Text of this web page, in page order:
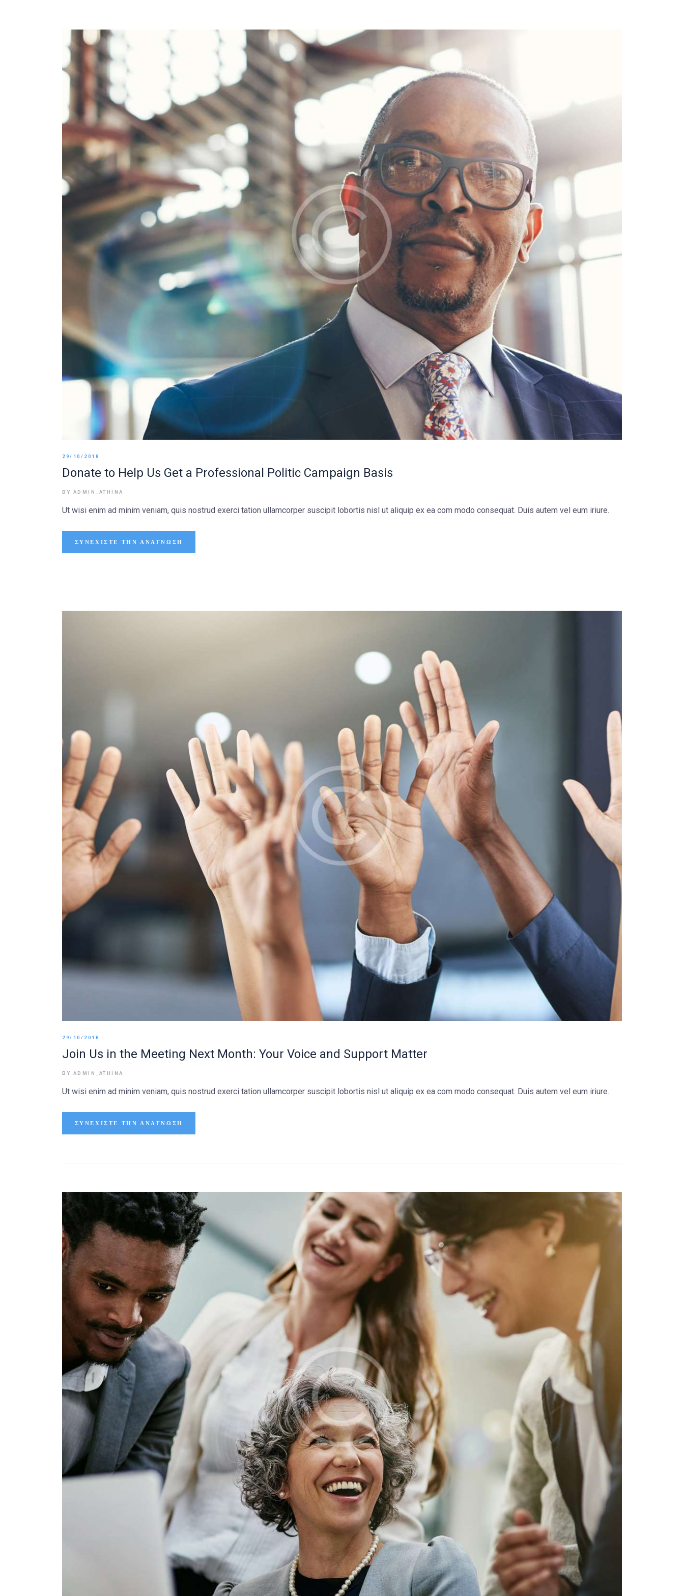
29/10/2018
Donate to Help Us Get a Professional Politic Campaign Basis
BY ADMIN_ATHINA
Ut wisi enim ad minim veniam, quis nostrud exerci tation ullamcorper suscipit lobortis nisl ut aliquip ex ea com modo consequat. Duis autem vel eum iriure.
ΣΥΝΕΧΊΣΤΕ ΤΗΝ ΑΝΆΓΝΩΣΗ
29/10/2018
Join Us in the Meeting Next Month: Your Voice and Support Matter
BY ADMIN_ATHINA
Ut wisi enim ad minim veniam, quis nostrud exerci tation ullamcorper suscipit lobortis nisl ut aliquip ex ea com modo consequat. Duis autem vel eum iriure.
ΣΥΝΕΧΊΣΤΕ ΤΗΝ ΑΝΆΓΝΩΣΗ